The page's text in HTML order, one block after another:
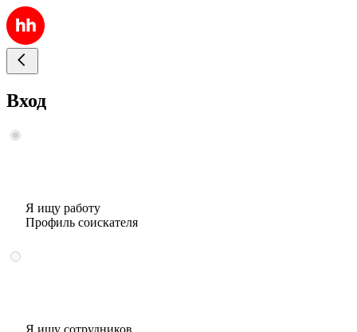
Вход
Я ищу работу
Профиль соискателя
Я ищу сотрудников